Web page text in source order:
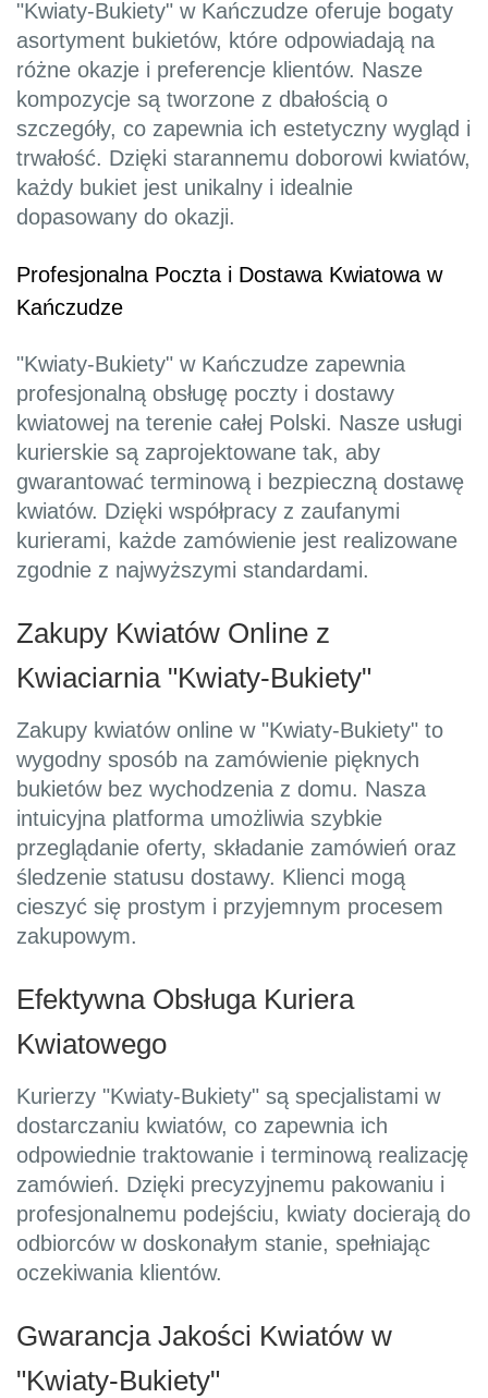
"Kwiaty-Bukiety" w Kańczudze oferuje bogaty
asortyment bukietów, które odpowiadają na
różne okazje i preferencje klientów. Nasze
kompozycje są tworzone z dbałością o
szczegóły, co zapewnia ich estetyczny wygląd i
trwałość. Dzięki starannemu doborowi kwiatów,
każdy bukiet jest unikalny i idealnie
dopasowany do okazji.
Profesjonalna Poczta i Dostawa Kwiatowa w
Kańczudze
"Kwiaty-Bukiety" w Kańczudze zapewnia
profesjonalną obsługę poczty i dostawy
kwiatowej na terenie całej Polski. Nasze usługi
kurierskie są zaprojektowane tak, aby
gwarantować terminową i bezpieczną dostawę
kwiatów. Dzięki współpracy z zaufanymi
kurierami, każde zamówienie jest realizowane
zgodnie z najwyższymi standardami.
Zakupy Kwiatów Online z
Kwiaciarnia "Kwiaty-Bukiety"
Zakupy kwiatów online w "Kwiaty-Bukiety" to
wygodny sposób na zamówienie pięknych
bukietów bez wychodzenia z domu. Nasza
intuicyjna platforma umożliwia szybkie
przeglądanie oferty, składanie zamówień oraz
śledzenie statusu dostawy. Klienci mogą
cieszyć się prostym i przyjemnym procesem
zakupowym.
Efektywna Obsługa Kuriera
Kwiatowego
Kurierzy "Kwiaty-Bukiety" są specjalistami w
dostarczaniu kwiatów, co zapewnia ich
odpowiednie traktowanie i terminową realizację
zamówień. Dzięki precyzyjnemu pakowaniu i
profesjonalnemu podejściu, kwiaty docierają do
odbiorców w doskonałym stanie, spełniając
oczekiwania klientów.
Gwarancja Jakości Kwiatów w
"Kwiaty-Bukiety"